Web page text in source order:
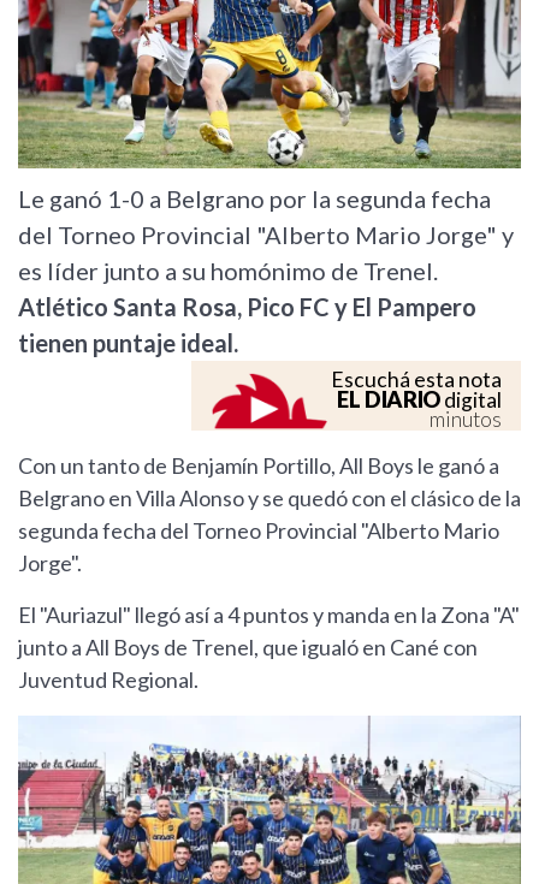
Le ganó 1-0 a Belgrano por la segunda fecha
del Torneo Provincial "Alberto Mario Jorge" y
es líder junto a su homónimo de Trenel.
Atlético Santa Rosa, Pico FC y El Pampero
tienen puntaje ideal.
Escuchá esta nota
EL DIARIOdigital
minutos
Con un tanto de Benjamín Portillo, All Boys le ganó a
Belgrano en Villa Alonso y se quedó con el clásico de la
segunda fecha del Torneo Provincial "Alberto Mario
Jorge".
El "Auriazul" llegó así a 4 puntos y manda en la Zona "A"
junto a All Boys de Trenel, que igualó en Cané con
Juventud Regional.